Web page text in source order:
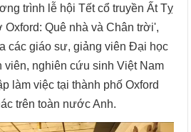
trình lễ hội Tết cổ truyền Ất Tỵ
Quê nhà và Chân trời',
các giáo sư, giảng viên Đại học
viên, nghiên cứu sinh Việt Nam
làm việc tại thành phố Oxford
trên toàn nước Anh.